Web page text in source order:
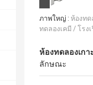
ภาพใหญ่ : ห้องทด
ทดลองเคมี / โรง
ห้องทดลองเก
ลักษณะ